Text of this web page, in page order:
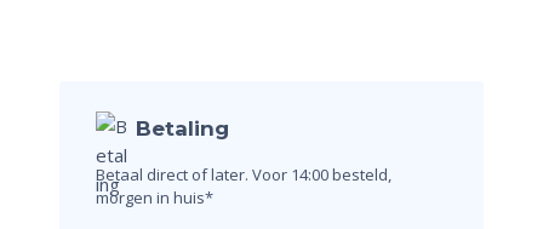
Betaling
Betaal direct of later. Voor 14:00 besteld,
morgen in huis*